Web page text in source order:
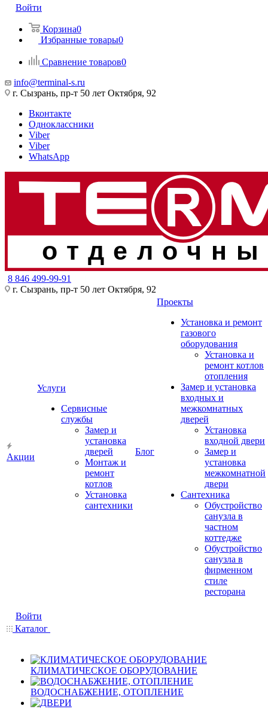
Войти
Корзина0
Избранные товары0
Сравнение товаров0
info@terminal-s.ru
г. Сызрань, пр-т 50 лет Октября, 92
Вконтакте
Одноклассники
Viber
Viber
WhatsApp
8 846 499-99-91
г. Сызрань, пр-т 50 лет Октября, 92
Акции
Услуги
Сервисные
службы
Замер и
установка
дверей
Монтаж и
ремонт
котлов
Установка
сантехники
Блог
Проекты
Установка и ремонт
газового
оборудования
Установка и
ремонт котлов
отопления
Замер и установка
входных и
межкомнатных
дверей
Установка
входной двери
Замер и
установка
межкомнатной
двери
Сантехника
Обустройство
санузла в
частном
коттедже
Обустройство
санузла в
фирменном
стиле
ресторана
Войти
Каталог
КЛИМАТИЧЕСКОЕ ОБОРУДОВАНИЕ
ВОДОСНАБЖЕНИЕ, ОТОПЛЕНИЕ